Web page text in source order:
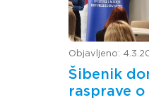
Objavljeno:
Šibenik
rasprave